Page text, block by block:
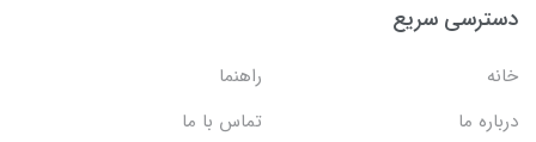
دسترسی سریع
خانه
راهنما
درباره ما
تماس با ما